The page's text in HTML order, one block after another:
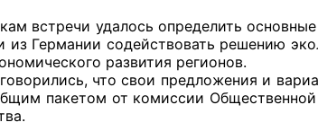
удалось определить основные
из Германии содействовать решению
развития регионов.
что свои предложения и
пакетом от комиссии